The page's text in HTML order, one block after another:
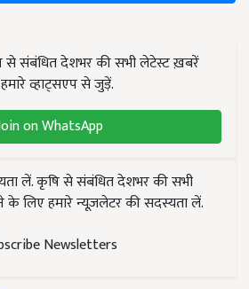
से संबंधित देशभर की सभी लेटेस्ट ख़बरें
व्हाट्सएप से जुड़ें.
on WhatsApp
लें. कृषि से संबंधित देशभर की सभी
लिए हमारे न्यूज़लेटर की सदस्यता लें.
Newsletters